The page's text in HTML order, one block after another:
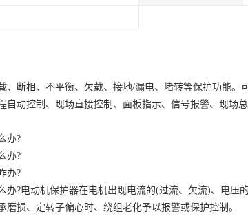
、断相、不平衡、欠载、接地/漏电、堵转等保护功能。
动控制、现场直接控制、面板指示、信号报警、现场总
办?
办?
办?
办?电动机保护器在电机出现电流的(过流、欠流)、电压
磨损、定转子偏心时、绕组老化予以报警或保护控制。